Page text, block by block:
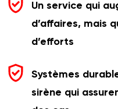
Un service qui
d’affaires, mais
d’efforts
Systèmes
sirène qui